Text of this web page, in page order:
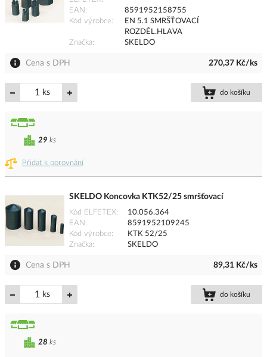
EAN
8591952158755
Kód výrobce
EN 5.1 SMRŠŤOVACÍ
ROZDĚL.HLAVA
Značka
SKELDO
Cena s DPH 270,37 Kč/ks
ks do košíku
Přidat k porovnání
29 ks
SKELDO Koncovka KTK52/25 smršťovací
Kód ELFETEX
10.056.364
EAN
8591952109245
Kód výrobce
KTK 52/25
Značka
SKELDO
Cena s DPH 89,31 Kč/ks
ks do košíku
28 ks